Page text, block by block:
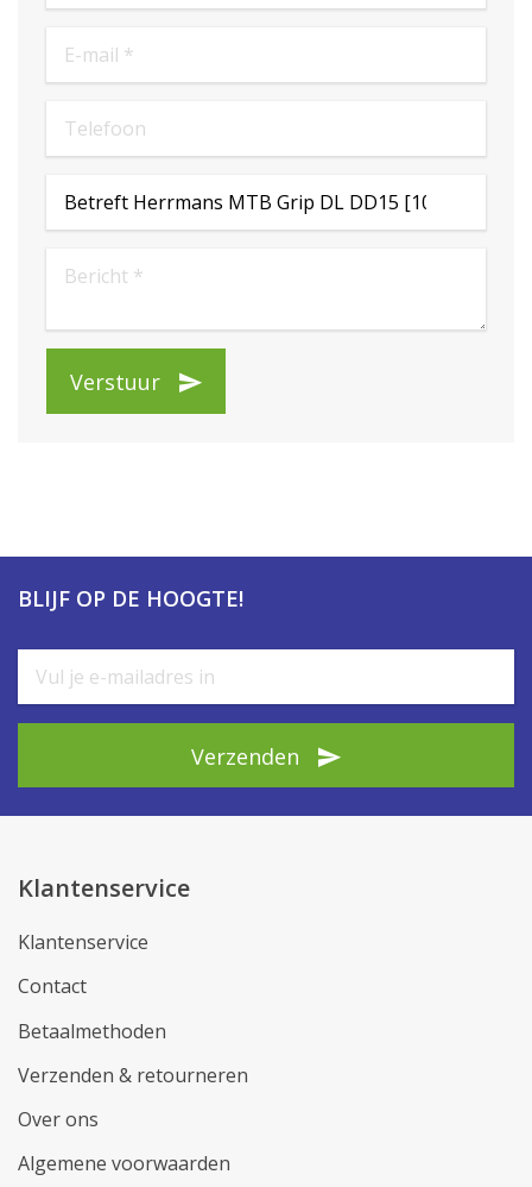
Verstuur
BLIJF OP DE HOOGTE!
Verzenden
Klantenservice
Klantenservice
Contact
Betaalmethoden
Verzenden & retourneren
Over ons
Algemene voorwaarden